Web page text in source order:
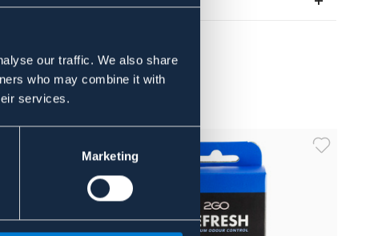
our traffic. We also share
who may combine it with
services.
Marketing